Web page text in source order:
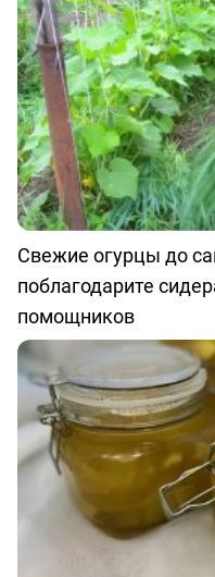
Свежие огурцы до
поблагодарите
помощников